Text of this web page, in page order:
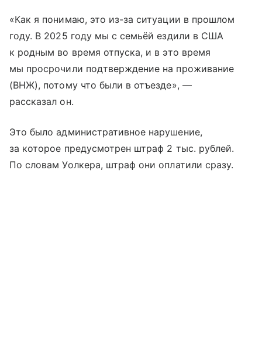
«Как я понимаю, это из-за ситуации в прошлом
году. В 2025 году мы с семьёй ездили в США
к родным во время отпуска, и в это время
мы просрочили подтверждение на проживание
(ВНЖ), потому что были в отъезде», —
рассказал он.
Это было административное нарушение,
за которое предусмотрен штраф 2 тыс. рублей.
По словам Уолкера, штраф они оплатили сразу.